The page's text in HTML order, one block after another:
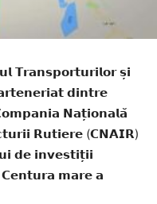
𝗧𝗿𝗮𝗻𝘀𝗽𝗼𝗿𝘁𝘂𝗿𝗶𝗹𝗼𝗿 𝘀̦𝗶
𝗱𝗶𝗻𝘁𝗿𝗲
𝗡𝗮𝘁̦𝗶𝗼𝗻𝗮𝗹𝗮̆
𝗥𝘂𝘁𝗶𝗲𝗿𝗲 (𝗖𝗡𝗔𝗜𝗥)
𝗱𝗲 𝗶𝗻𝘃𝗲𝘀𝘁𝗶𝘁̦𝗶𝗶
𝗖𝗲𝗻𝘁𝘂𝗿𝗮 𝗺𝗮𝗿𝗲 𝗮